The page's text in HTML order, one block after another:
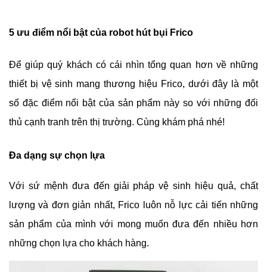
5 ưu điểm nổi bật của robot hút bụi Frico
Để giúp quý khách có cái nhìn tổng quan hơn về những
thiết bị vệ sinh mang thương hiệu Frico, dưới đây là một
số đặc điểm nổi bật của sản phẩm này so với những đối
thủ cạnh tranh trên thị trường. Cùng khám phá nhé!
Đa dạng sự chọn lựa
Với sứ mệnh đưa đến giải pháp vệ sinh hiệu quả, chất
lượng và đơn giản nhất, Frico luôn nỗ lực cải tiến những
sản phẩm của mình với mong muốn đưa đến nhiều hơn
những chọn lựa cho khách hàng.